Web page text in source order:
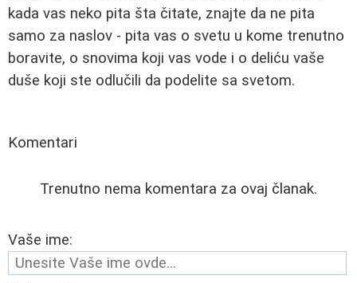
kada vas neko pita šta čitate, znajte da ne pita
samo za naslov - pita vas o svetu u kome trenutno
boravite, o snovima koji vas vode i o deliću vaše
duše koji ste odlučili da podelite sa svetom.
Komentari
Trenutno nema komentara za ovaj članak.
Vaše ime: